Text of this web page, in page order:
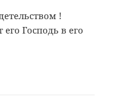
!
его Господь в его